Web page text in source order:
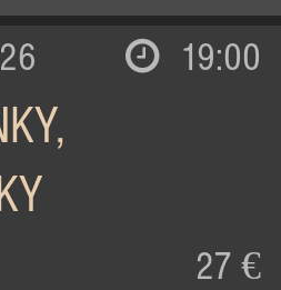
19:00
27 €